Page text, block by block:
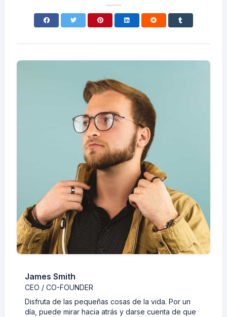
James Smith
CEO / CO-FOUNDER
Disfruta de las pequeñas cosas de la vida. Por un
día, puede mirar hacia atrás y darse cuenta de que